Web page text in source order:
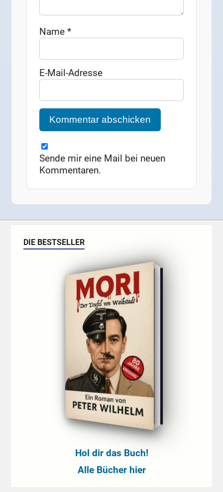
Name*
E-Mail-Adresse
Sende mir eine Mail bei neuen
Kommentaren.
DIE BESTSELLER
Hol dir das Buch!
Alle Bücher hier